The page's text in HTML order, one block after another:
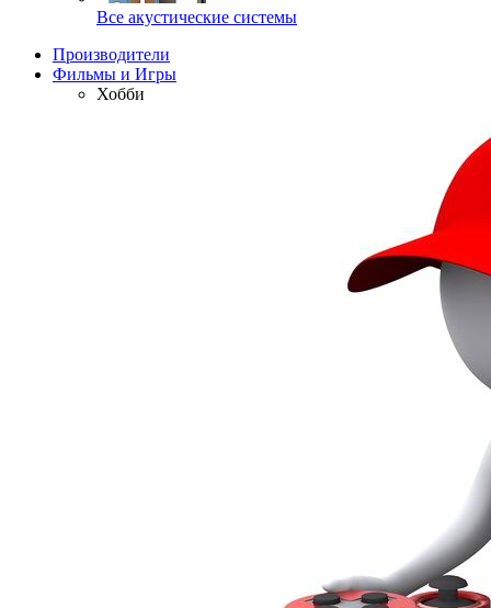
Все акустические системы
Производители
Фильмы и Игры
Хобби